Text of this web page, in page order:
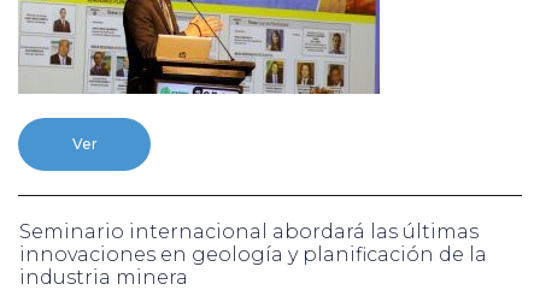
Ver
Seminario internacional abordará las últimas
innovaciones en geología y planificación de la
industria minera